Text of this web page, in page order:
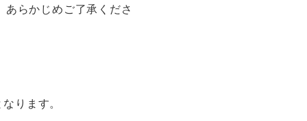
あらかじめご了承くださ
ります。